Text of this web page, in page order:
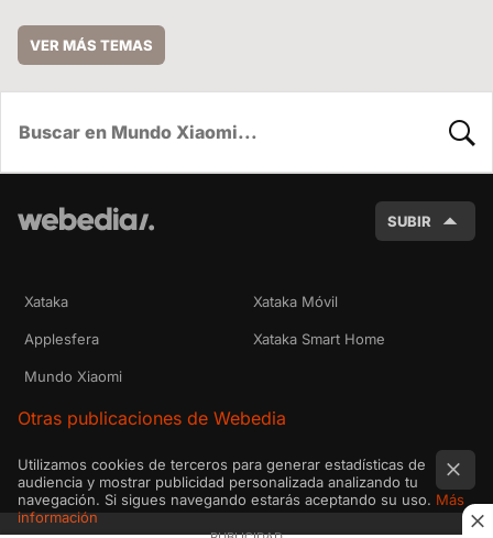
VER MÁS TEMAS
SUBIR
Xataka Xataka Móvil
Applesfera Xataka Smart Home
Mundo Xiaomi
Otras publicaciones de Webedia
Utilizamos cookies de terceros para generar estadísticas de
audiencia y mostrar publicidad personalizada analizando tu
navegación. Si sigues navegando estarás aceptando su uso. Más
información